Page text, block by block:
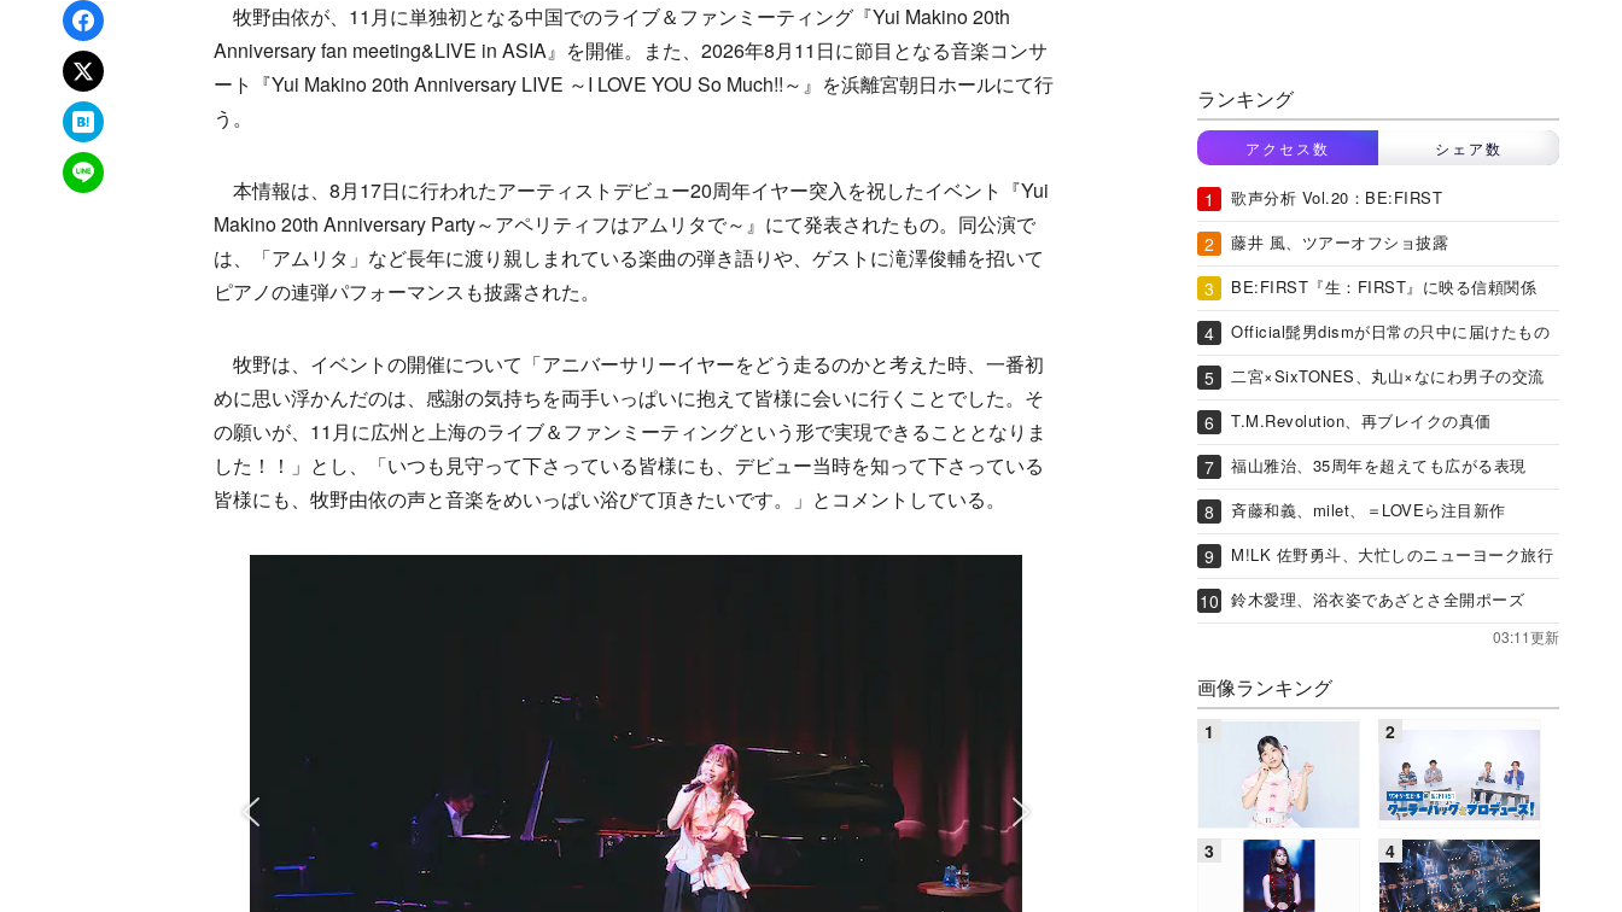
Facebookでシェア
xでポスト
はてなブックマーク
LINEで送る
牧野由依が、11月に単独初となる中国でのライブ＆ファンミーティング『Yui Makino 20th
Anniversary fan meeting&LIVE in ASIA』を開催。また、2026年8月11日に節目となる音楽コンサ
ート『Yui Makino 20th Anniversary LIVE ～I LOVE YOU So Much!!～』を浜離宮朝日ホールにて行
う。
本情報は、8月17日に行われたアーティストデビュー20周年イヤー突入を祝したイベント『Yui
Makino 20th Anniversary Party～アペリティフはアムリタで～』にて発表されたもの。同公演で
は、「アムリタ」など長年に渡り親しまれている楽曲の弾き語りや、ゲストに滝澤俊輔を招いて
ピアノの連弾パフォーマンスも披露された。
牧野は、イベントの開催について「アニバーサリーイヤーをどう走るのかと考えた時、一番初
めに思い浮かんだのは、感謝の気持ちを両手いっぱいに抱えて皆様に会いに行くことでした。そ
の願いが、11月に広州と上海のライブ＆ファンミーティングという形で実現できることとなりま
した！！」とし、「いつも見守って下さっている皆様にも、デビュー当時を知って下さっている
皆様にも、牧野由依の声と音楽をめいっぱい浴びて頂きたいです。」とコメントしている。
ランキング
アクセス数 シェア数
歌声分析 Vol.20：BE:FIRST
藤井 風、ツアーオフショ披露
BE:FIRST『生：FIRST』に映る信頼関係
Official髭男dismが日常の只中に届けたもの
二宮×SixTONES、丸山×なにわ男子の交流
T.M.Revolution、再ブレイクの真価
福山雅治、35周年を超えても広がる表現
斉藤和義、milet、＝LOVEら注目新作
M!LK 佐野勇斗、大忙しのニューヨーク旅行
鈴木愛理、浴衣姿であざとさ全開ポーズ
03:11更新
画像ランキング